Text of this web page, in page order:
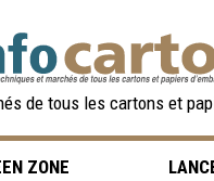
de tous les cartons et
ZONE